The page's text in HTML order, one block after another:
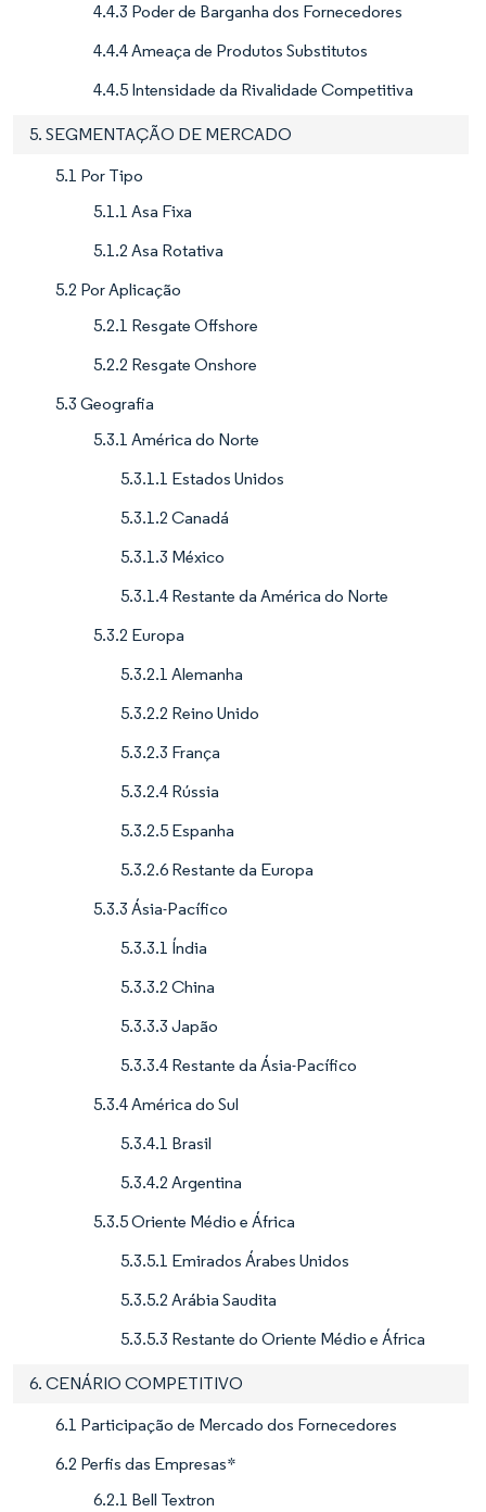
4.4.3 Poder de Barganha dos Fornecedores
4.4.4 Ameaça de Produtos Substitutos
4.4.5 Intensidade da Rivalidade Competitiva
5. SEGMENTAÇÃO DE MERCADO
5.1 Por Tipo
5.1.1 Asa Fixa
5.1.2 Asa Rotativa
5.2 Por Aplicação
5.2.1 Resgate Offshore
5.2.2 Resgate Onshore
5.3 Geografia
5.3.1 América do Norte
5.3.1.1 Estados Unidos
5.3.1.2 Canadá
5.3.1.3 México
5.3.1.4 Restante da América do Norte
5.3.2 Europa
5.3.2.1 Alemanha
5.3.2.2 Reino Unido
5.3.2.3 França
5.3.2.4 Rússia
5.3.2.5 Espanha
5.3.2.6 Restante da Europa
5.3.3 Ásia-Pacífico
5.3.3.1 Índia
5.3.3.2 China
5.3.3.3 Japão
5.3.3.4 Restante da Ásia-Pacífico
5.3.4 América do Sul
5.3.4.1 Brasil
5.3.4.2 Argentina
5.3.5 Oriente Médio e África
5.3.5.1 Emirados Árabes Unidos
5.3.5.2 Arábia Saudita
5.3.5.3 Restante do Oriente Médio e África
6. CENÁRIO COMPETITIVO
6.1 Participação de Mercado dos Fornecedores
6.2 Perfis das Empresas*
6.2.1 Bell Textron